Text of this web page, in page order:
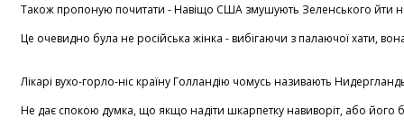
Також пропоную почитати - Навіщо США змушують Зеленського йти на
Це очевидно була не російська жінка - вибігаючи з палаючої хати,
Лікарі вухо-горло-ніс країну Голландію чомусь називають
Не дає спокою думка, що якщо надіти шкарпетку навиворіт, або його